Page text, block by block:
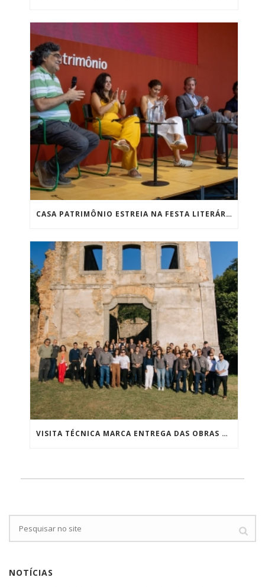
CASA PATRIMÔNIO ESTREIA NA FESTA LITERÁRIA DE PARATY COM SUCESSO DE PÚBLICO E RECEBE QUASE 2 MIL PESSOAS
VISITA TÉCNICA MARCA ENTREGA DAS OBRAS DE CONSOLIDAÇÃO DAS RUÍNAS DA IGREJA DE SÃO JOSÉ DA BOA MORTE
NOTÍCIAS